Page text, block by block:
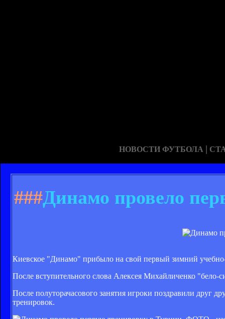
НОВОСТИ ФУТБОЛА |
###Динамо провело
Киевское "Динамо" прибыло на свой первый зимний
После вступительного слова Алексея Михайличенко "бело-
После полуторачасового занятия игроки поздравили друг
тренировок.